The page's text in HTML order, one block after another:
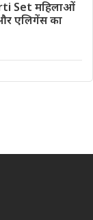
Set महिलाओं
एलिगेंस का